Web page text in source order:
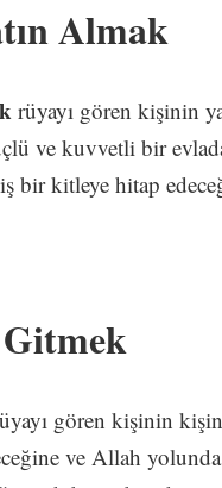
Almak
rüyayı gören kişinin
ve kuvvetli bir
bir kitleye hitap
gören kişinin
ve Allah